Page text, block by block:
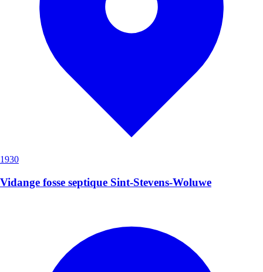
1930
Vidange fosse septique Sint-Stevens-Woluwe